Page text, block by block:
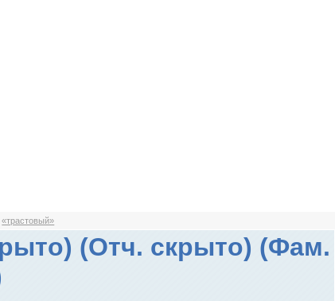
«трастовый»
(Отч. скрыто) (Фам.